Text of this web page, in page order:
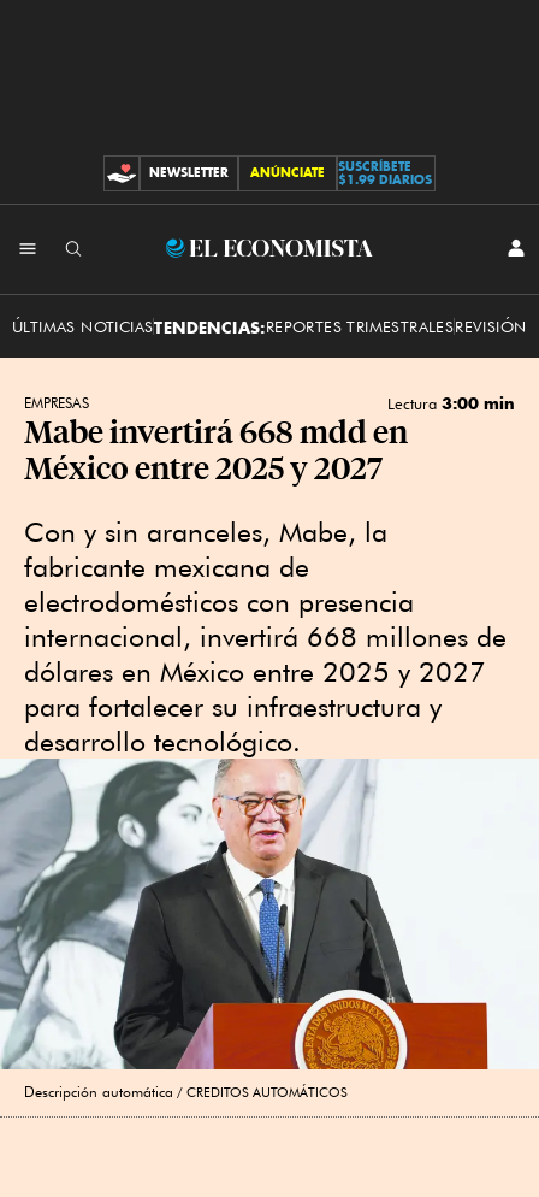
CONTRIBUCIONES
NEWSLETTER ANÚNCIATE
SUSCRÍBETE
$1.99 DIARIOS
El
ÚLTIMAS NOTICIASTENDENCIAS:REPORTES TRIMESTRALESREVISIÓN
EMPRESAS Lectura 3:00 min
Mabe invertirá 668 mdd en
México entre 2025 y 2027
Con y sin aranceles, Mabe, la
fabricante mexicana de
electrodomésticos con presencia
internacional, invertirá 668 millones de
dólares en México entre 2025 y 2027
para fortalecer su infraestructura y
desarrollo tecnológico.
Descripción automática CREDITOS AUTOMÁTICOS